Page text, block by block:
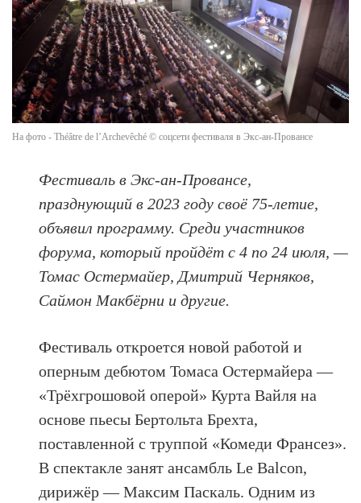
На фото - Théâtre de l’Archevêché © соцсети фестиваля в Экс-ан-Провансе
Фестиваль в Экс-ан-Провансе,
празднующий в 2023 году своё 75-летие,
объявил программу. Среди участников
форума, который пройдёт с 4 по 24 июля, —
Томас Остермайер, Дмитрий Черняков,
Саймон Макбёрни и другие.
Фестиваль откроется новой работой и
оперным дебютом Томаса Остермайера —
«Трёхгрошовой оперой» Курта Вайля на
основе пьесы Бертольта Брехта,
поставленной с труппой «Комеди Франсез».
В спектакле занят ансамбль Le Balcon,
дирижёр — Максим Паскаль. Одним из